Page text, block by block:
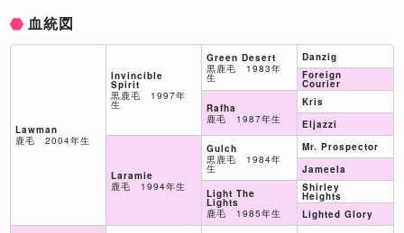
血統図
Lawman
鹿毛 2004年生
Invincible
Spirit
黒鹿毛 1997年
生
Laramie
鹿毛 1994年生
Green Desert
黒鹿毛 1983年
生
Rafha
鹿毛 1987年生
Gulch
黒鹿毛 1984年
生
Light The
Lights
鹿毛 1985年生
Danzig
Foreign
Courier
Kris
Eljazzi
Mr. Prospector
Jameela
Shirley
Heights
Lighted Glory